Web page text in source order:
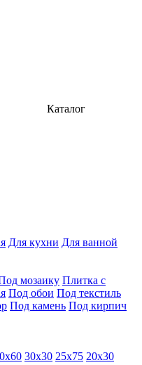
Каталог
Для кухни Для ванной
мозаику Плитка с
Под обои Под текстиль
Под камень Под кирпич
30х30 25х75 20х30